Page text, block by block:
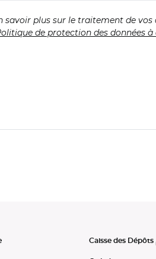
savoir plus sur le traitement de
de protection des données
Caisse des Dépôts